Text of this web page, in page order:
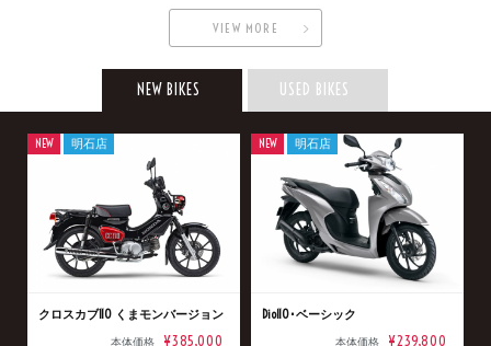
VIEW MORE
NEW BIKES USED BIKES
クロスカブ110 くまモンバージョン
本体価格 ¥385,000
NEW 明石店
Dio110･ベーシック
本体価格 ¥239,800
NEW 明石店